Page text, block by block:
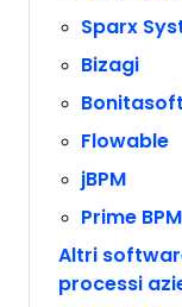
Sparx
Bizagi
Bonitasoft
Flowable
jBPM
Prime BPM
Altri
processi